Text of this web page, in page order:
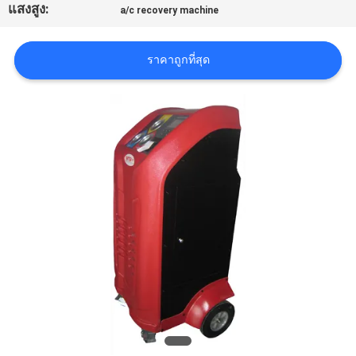
แผนผัง
เว็บไซต์
แสงสูง: a/c recovery machine
ราคาถูกที่สุด